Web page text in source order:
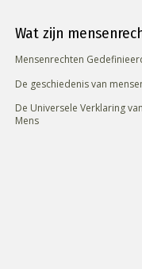
Wat zijn
Mensenrechten
De geschiedenis van
De Universele Verklaring
Mens